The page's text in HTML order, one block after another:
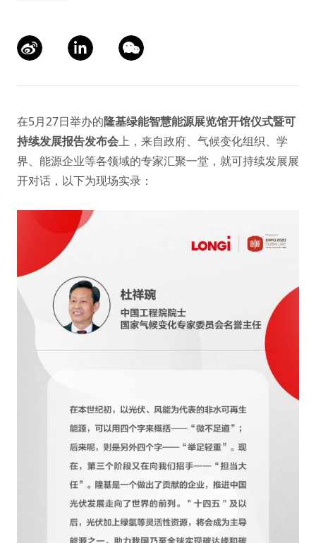
在5月27日举办的隆基绿能智慧能源展览馆开馆仪式暨可
持续发展报告发布会上，来自政府、气候变化组织、学
界、能源企业等各领域的专家汇聚一堂，就可持续发展展
开对话，以下为现场实录：